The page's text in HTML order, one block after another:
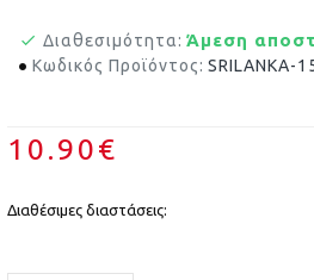
10.90€
Διαθεσιμότητα: Άμεση
Κωδικός Προϊόντος: SRILANKA-
Διαθέσιμες διαστάσεις: